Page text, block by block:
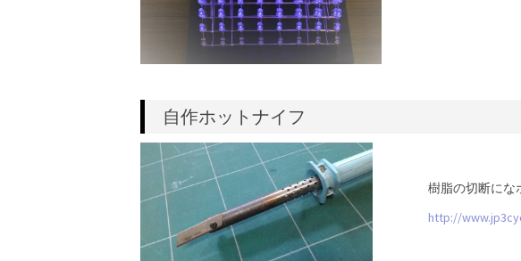
自作ホットナイフ
樹脂の切断にな
http://